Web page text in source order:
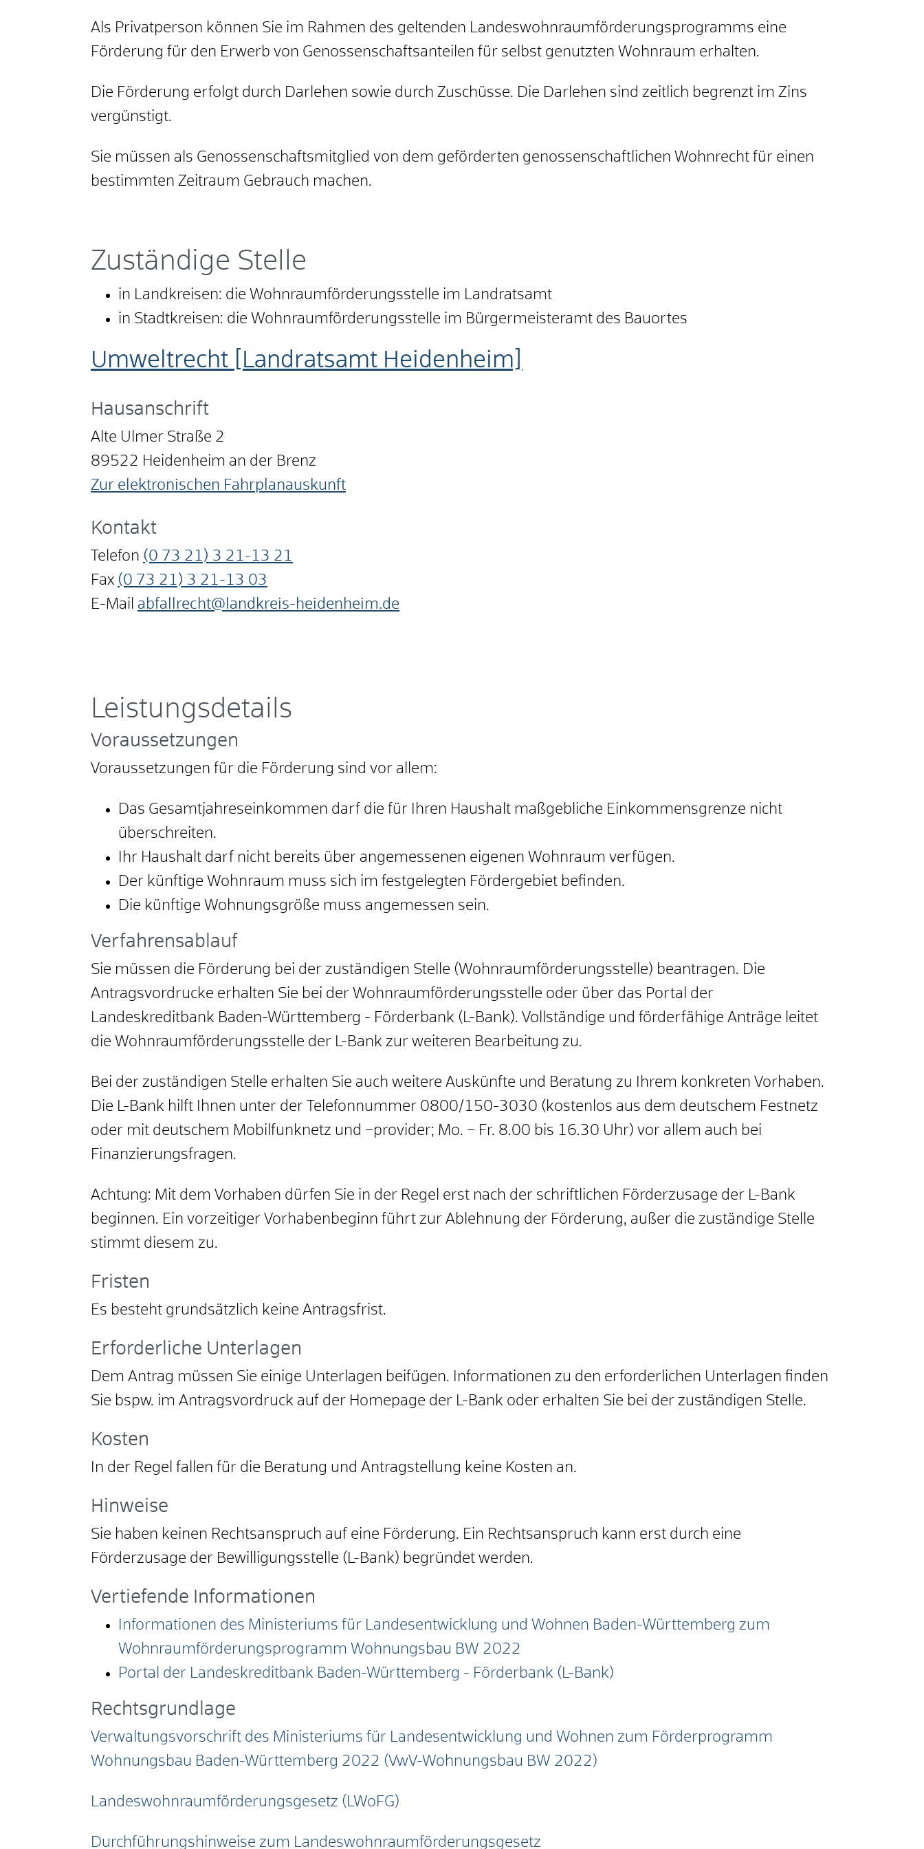
Als Privatperson können Sie im Rahmen des geltenden Landeswohnraumförderungsprogramms eine
Förderung für den Erwerb von Genossenschaftsanteilen für selbst genutzten Wohnraum erhalten.
Die Förderung erfolgt durch Darlehen sowie durch Zuschüsse. Die Darlehen sind zeitlich begrenzt im Zins
vergünstigt.
Sie müssen als Genossenschaftsmitglied von dem geförderten genossenschaftlichen Wohnrecht für einen
bestimmten Zeitraum Gebrauch machen.
Zuständige Stelle
in Landkreisen: die Wohnraumförderungsstelle im Landratsamt
in Stadtkreisen: die Wohnraumförderungsstelle im Bürgermeisteramt des Bauortes
Umweltrecht [Landratsamt Heidenheim]
Hausanschrift
Alte Ulmer Straße 2
89522 Heidenheim an der Brenz
Zur elektronischen Fahrplanauskunft
Kontakt
Telefon (0 73 21) 3 21-13 21
Fax (0 73 21) 3 21-13 03
E-Mail abfallrecht@landkreis-heidenheim.de
Leistungsdetails
Voraussetzungen
Voraussetzungen für die Förderung sind vor allem:
Das Gesamtjahreseinkommen darf die für Ihren Haushalt maßgebliche Einkommensgrenze nicht
überschreiten.
Ihr Haushalt darf nicht bereits über angemessenen eigenen Wohnraum verfügen.
Der künftige Wohnraum muss sich im festgelegten Fördergebiet befinden.
Die künftige Wohnungsgröße muss angemessen sein.
Verfahrensablauf
Sie müssen die Förderung bei der zuständigen Stelle (Wohnraumförderungsstelle) beantragen. Die
Antragsvordrucke erhalten Sie bei der Wohnraumförderungsstelle oder über das Portal der
Landeskreditbank Baden-Württemberg - Förderbank (L-Bank). Vollständige und förderfähige Anträge leitet
die Wohnraumförderungsstelle der L-Bank zur weiteren Bearbeitung zu.
Bei der zuständigen Stelle erhalten Sie auch weitere Auskünfte und Beratung zu Ihrem konkreten Vorhaben.
Die L-Bank hilft Ihnen unter der Telefonnummer 0800/150-3030 (kostenlos aus dem deutschem Festnetz
oder mit deutschem Mobilfunknetz und –provider; Mo. – Fr. 8.00 bis 16.30 Uhr) vor allem auch bei
Finanzierungsfragen.
Achtung: Mit dem Vorhaben dürfen Sie in der Regel erst nach der schriftlichen Förderzusage der L-Bank
beginnen. Ein vorzeitiger Vorhabenbeginn führt zur Ablehnung der Förderung, außer die zuständige Stelle
stimmt diesem zu.
Fristen
Es besteht grundsätzlich keine Antragsfrist.
Erforderliche Unterlagen
Dem Antrag müssen Sie einige Unterlagen beifügen. Informationen zu den erforderlichen Unterlagen finden
Sie bspw. im Antragsvordruck auf der Homepage der L-Bank oder erhalten Sie bei der zuständigen Stelle.
Kosten
In der Regel fallen für die Beratung und Antragstellung keine Kosten an.
Hinweise
Sie haben keinen Rechtsanspruch auf eine Förderung. Ein Rechtsanspruch kann erst durch eine
Förderzusage der Bewilligungsstelle (L-Bank) begründet werden.
Vertiefende Informationen
Informationen des Ministeriums für Landesentwicklung und Wohnen Baden-Württemberg zum
Wohnraumförderungsprogramm Wohnungsbau BW 2022
Portal der Landeskreditbank Baden-Württemberg - Förderbank (L-Bank)
Rechtsgrundlage
Verwaltungsvorschrift des Ministeriums für Landesentwicklung und Wohnen zum Förderprogramm
Wohnungsbau Baden-Württemberg 2022 (VwV-Wohnungsbau BW 2022)
Landeswohnraumförderungsgesetz (LWoFG)
Durchführungshinweise zum Landeswohnraumförderungsgesetz